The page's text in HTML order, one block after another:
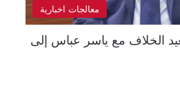
معالجات اخبارية
الخلاف مع ياسر عباس إلى